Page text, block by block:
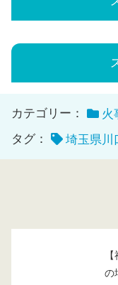
カテゴリー：
火
タグ：
埼玉県川
の